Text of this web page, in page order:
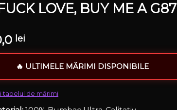
LOVE, BUY ME A G87
lei
🔥 ULTIMELE MĂRIMI DISPONIBILE
tabelul de mărimi